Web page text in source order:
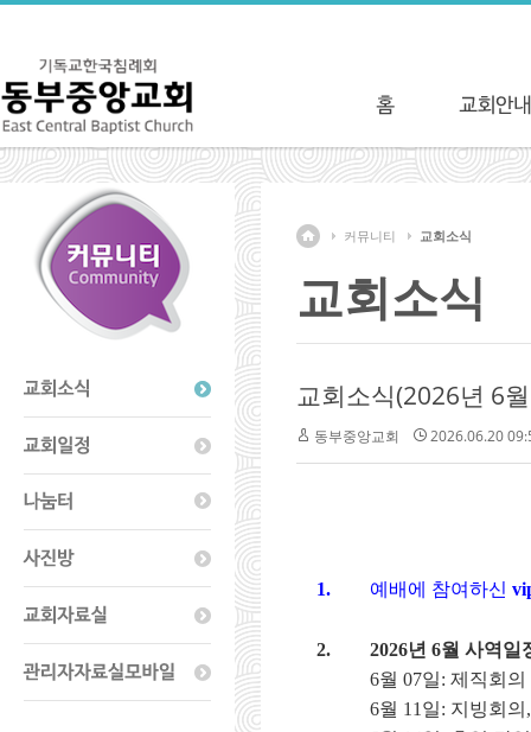
커뮤니티 교회소식
교회소식
교회소식(2026년 6
동부중앙교회 2026.06.20
1. 예배에 참여하신
2. 2026년 6월 사역일
6월 07일: 제직회의
6월 11 일: 지빙회의